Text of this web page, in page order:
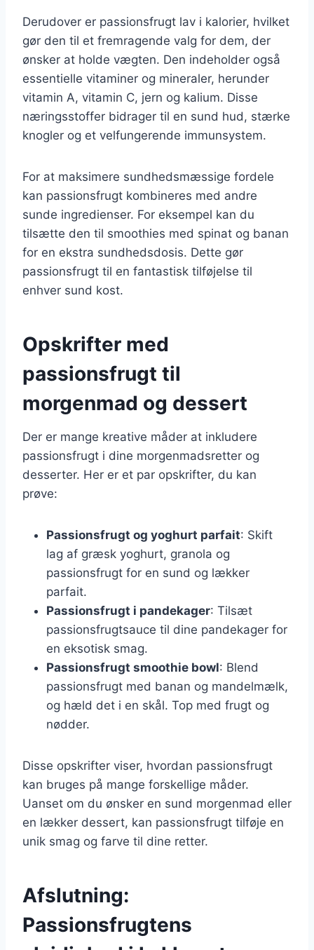
Derudover er passionsfrugt lav i kalorier, hvilket
gør den til et fremragende valg for dem, der
ønsker at holde vægten. Den indeholder også
essentielle vitaminer og mineraler, herunder
vitamin A, vitamin C, jern og kalium. Disse
næringsstoffer bidrager til en sund hud, stærke
knogler og et velfungerende immunsystem.
For at maksimere sundhedsmæssige fordele
kan passionsfrugt kombineres med andre
sunde ingredienser. For eksempel kan du
tilsætte den til smoothies med spinat og banan
for en ekstra sundhedsdosis. Dette gør
passionsfrugt til en fantastisk tilføjelse til
enhver sund kost.
Opskrifter med
passionsfrugt til
morgenmad og dessert
Der er mange kreative måder at inkludere
passionsfrugt i dine morgenmadsretter og
desserter. Her er et par opskrifter, du kan
prøve:
Passionsfrugt og yoghurt parfait: Skift
lag af græsk yoghurt, granola og
passionsfrugt for en sund og lækker
parfait.
Passionsfrugt i pandekager: Tilsæt
passionsfrugtsauce til dine pandekager for
en eksotisk smag.
Passionsfrugt smoothie bowl: Blend
passionsfrugt med banan og mandelmælk,
og hæld det i en skål. Top med frugt og
nødder.
Disse opskrifter viser, hvordan passionsfrugt
kan bruges på mange forskellige måder.
Uanset om du ønsker en sund morgenmad eller
en lækker dessert, kan passionsfrugt tilføje en
unik smag og farve til dine retter.
Afslutning:
Passionsfrugtens